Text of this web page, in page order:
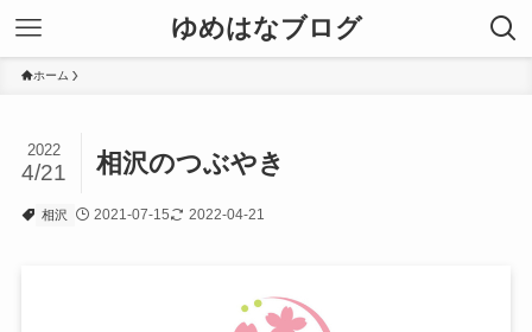
ゆめはなブログ
ホーム
相沢のつぶやき
2022
4/21
相沢 2021-07-15 2022-04-21